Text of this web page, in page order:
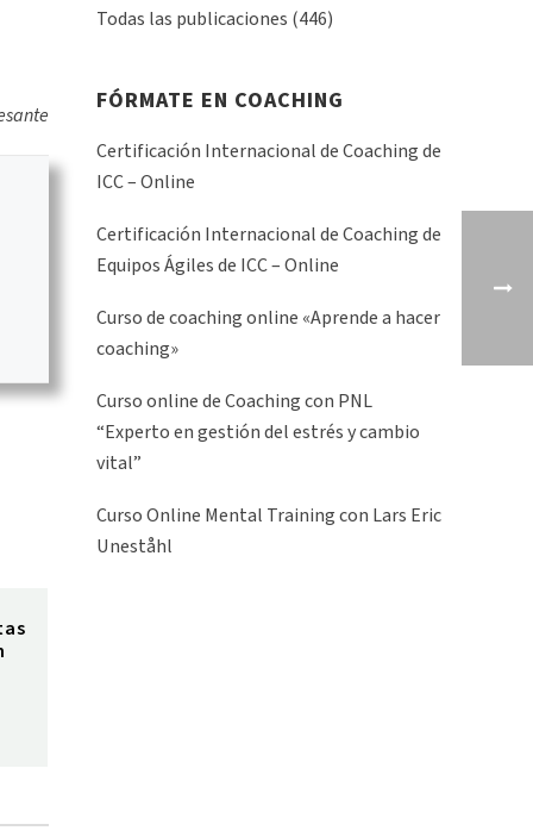
Todas las publicaciones (446)
FÓRMATE EN COACHING
Certificación Internacional de Coaching de
ICC – Online
Certificación Internacional de Coaching de
Equipos Ágiles de ICC – Online
Curso de coaching online «Aprende a hacer
coaching»
Curso online de Coaching con PNL
“Experto en gestión del estrés y cambio
vital”
Curso Online Mental Training con Lars Eric
Uneståhl